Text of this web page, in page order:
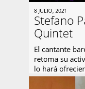
8 JULIO, 2021
Stefano
Quintet
El cantante
retoma su
lo hará